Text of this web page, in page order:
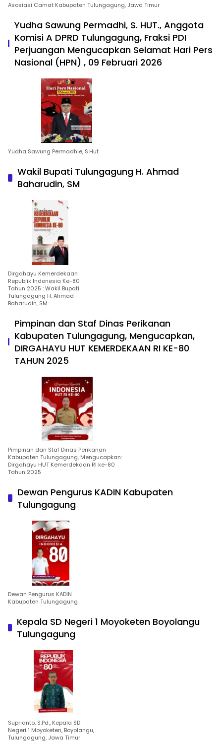
Asosiasi Camat Kabupaten Tulungagung, Jawa Timur
Yudha Sawung Permadhi, S. HUT., Anggota
Komisi A DPRD Tulungagung, Fraksi PDI
Perjuangan Mengucapkan Selamat Hari Pers
Nasional (HPN) , 09 Februari 2026
Yudha Sawung Permadhie, S.Hut
Wakil Bupati Tulungagung H. Ahmad
Baharudin, SM
Dirgahayu Kemerdekaan
Republik Indonesia Ke-80
Tahun 2025 : Wakil Bupati
Tulungagung H. Ahmad
Baharudin, SM
Pimpinan dan Staf Dinas Perikanan
Kabupaten Tulungagung, Mengucapkan,
DIRGAHAYU HUT KEMERDEKAAN RI KE-80
TAHUN 2025
Pimpinan dan Staf Dinas Perikanan
Kabupaten Tulungagung, Mengucapkan:
Dirgahayu HUT Kemerdekaan RI ke-80
Tahun 2025
Dewan Pengurus KADIN Kabupaten
Tulungagung
Dewan Pengurus KADIN
Kabupaten Tulungagung
Kepala SD Negeri 1 Moyoketen Boyolangu
Tulungagung
Suprianto, S.Pd., Kepala SD
Negeri 1 Moyoketen, Boyolangu,
Tulungagung, Jawa Timur